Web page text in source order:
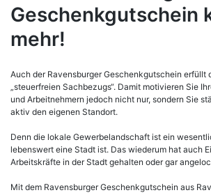
Geschenkgutschein
mehr!
Auch der Ravensburger Geschenkgutschein erfüllt
„steuerfreien Sachbezugs“. Damit motivieren Sie
und Arbeitnehmern jedoch nicht nur, sondern Sie
aktiv den eigenen Standort.
Denn die lokale Gewerbelandschaft ist ein
lebenswert eine Stadt ist. Das wiederum hat auch
Arbeitskräfte in der Stadt gehalten oder gar
Mit dem Ravensburger Geschenkgutschein aus